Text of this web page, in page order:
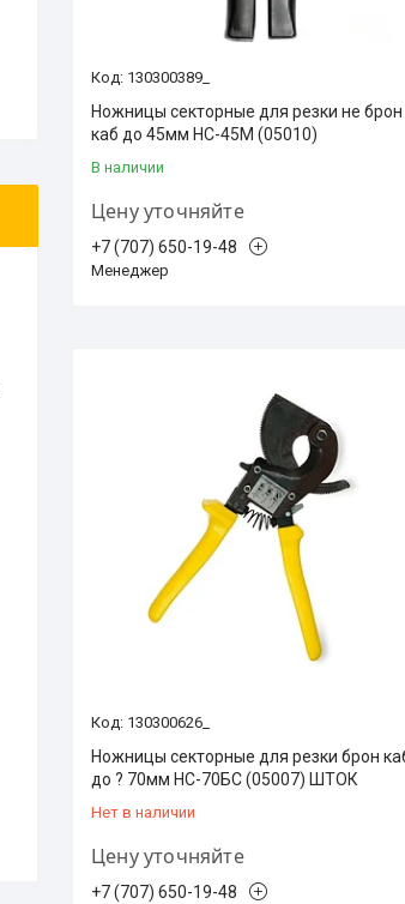
130300389_
Ножницы секторные для резки не брон
каб до 45мм НС-45М (05010)
В наличии
Цену уточняйте
+7 (707) 650-19-48
Менеджер
130300626_
Ножницы секторные для резки брон
до ? 70мм НС-70БС (05007) ШТОК
Нет в наличии
Цену уточняйте
+7 (707) 650-19-48